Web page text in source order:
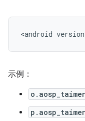
示例：